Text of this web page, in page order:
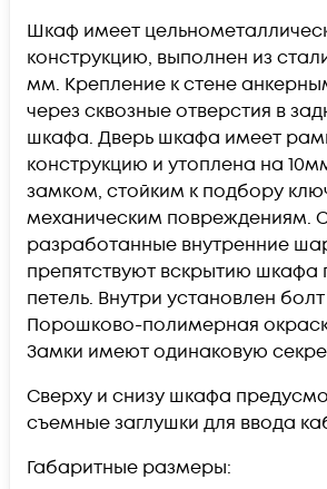
Шкаф имеет
конструкцию, выполнен из
мм. Крепление к стене
через сквозные отверстия в
шкафа. Дверь шкафа имеет
конструкцию и утоплена на
замком, стойким к подбору
механическим повреждениям.
разработанные внутренние
препятствуют вскрытию шкафа
петель. Внутри установлен
Порошково-полимерная
Замки имеют одинаковую
Сверху и снизу шкафа
съемные заглушки для ввода
Габаритные размеры: